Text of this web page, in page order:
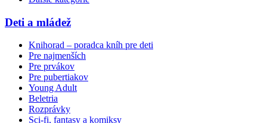
Deti a mládež
Knihorad – poradca kníh pre deti
Pre najmenších
Pre prvákov
Pre pubertiakov
Young Adult
Beletria
Rozprávky
Sci-fi, fantasy a komiksy